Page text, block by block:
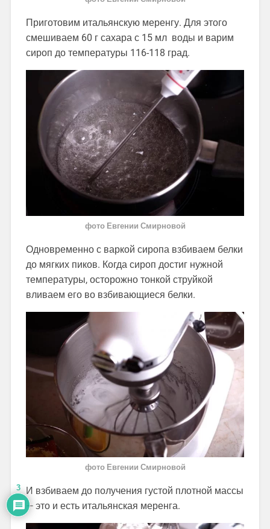
Приготовим итальянскую меренгу. Для этого
смешиваем 60 г сахара с 15 мл воды и варим
сироп до температуры 116-118 град.
фото Евгении Смирновой
Одновременно с варкой сиропа взбиваем белки
до мягких пиков. Когда сироп достиг нужной
температуры, осторожно тонкой струйкой
вливаем его во взбивающиеся белки.
фото Евгении Смирновой
И взбиваем до получения густой плотной массы
— это и есть итальянская меренга.
3